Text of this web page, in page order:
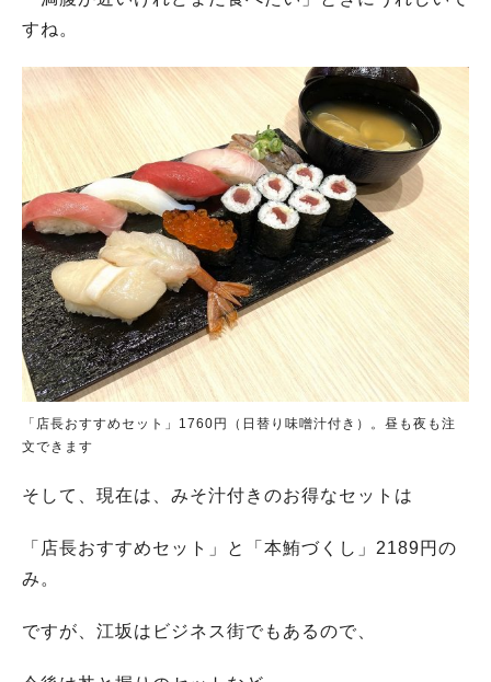
すね。
「店長おすすめセット」1760円（日替り味噌汁付き）。昼も夜も注
文できます
そして、現在は、みそ汁付きのお得なセットは
「店長おすすめセット」と「本鮪づくし」2189円の
み。
ですが、江坂はビジネス街でもあるので、